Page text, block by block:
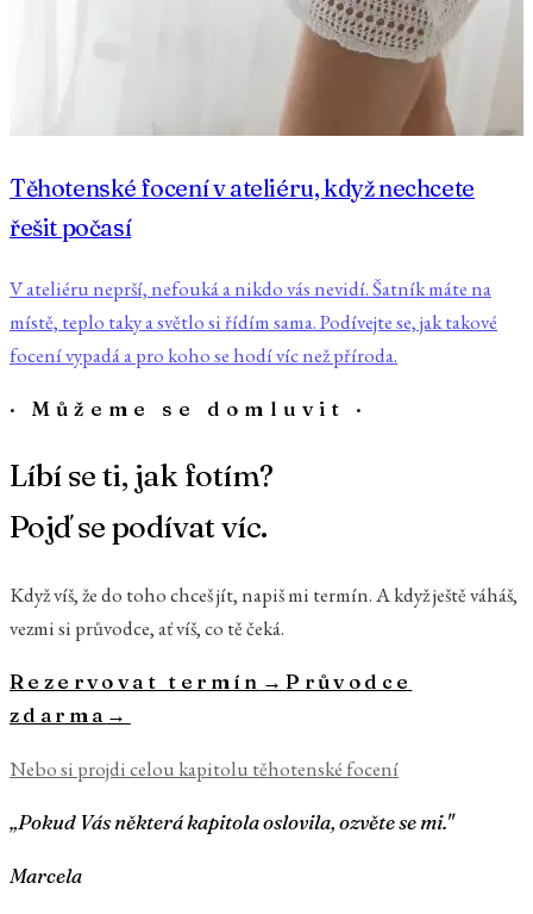
Těhotenské focení v ateliéru, když nechcete
řešit počasí
V ateliéru neprší, nefouká a nikdo vás nevidí. Šatník máte na
místě, teplo taky a světlo si řídím sama. Podívejte se, jak takové
focení vypadá a pro koho se hodí víc než příroda.
· Můžeme se domluvit ·
Líbí se ti, jak fotím?
Pojď se podívat víc.
Když víš, že do toho chceš jít, napiš mi termín. A když ještě váháš,
vezmi si průvodce, ať víš, co tě čeká.
Rezervovat termín →Průvodce
zdarma →
Nebo si projdi celou kapitolu těhotenské focení
„Pokud Vás některá kapitola oslovila, ozvěte se mi."
Marcela